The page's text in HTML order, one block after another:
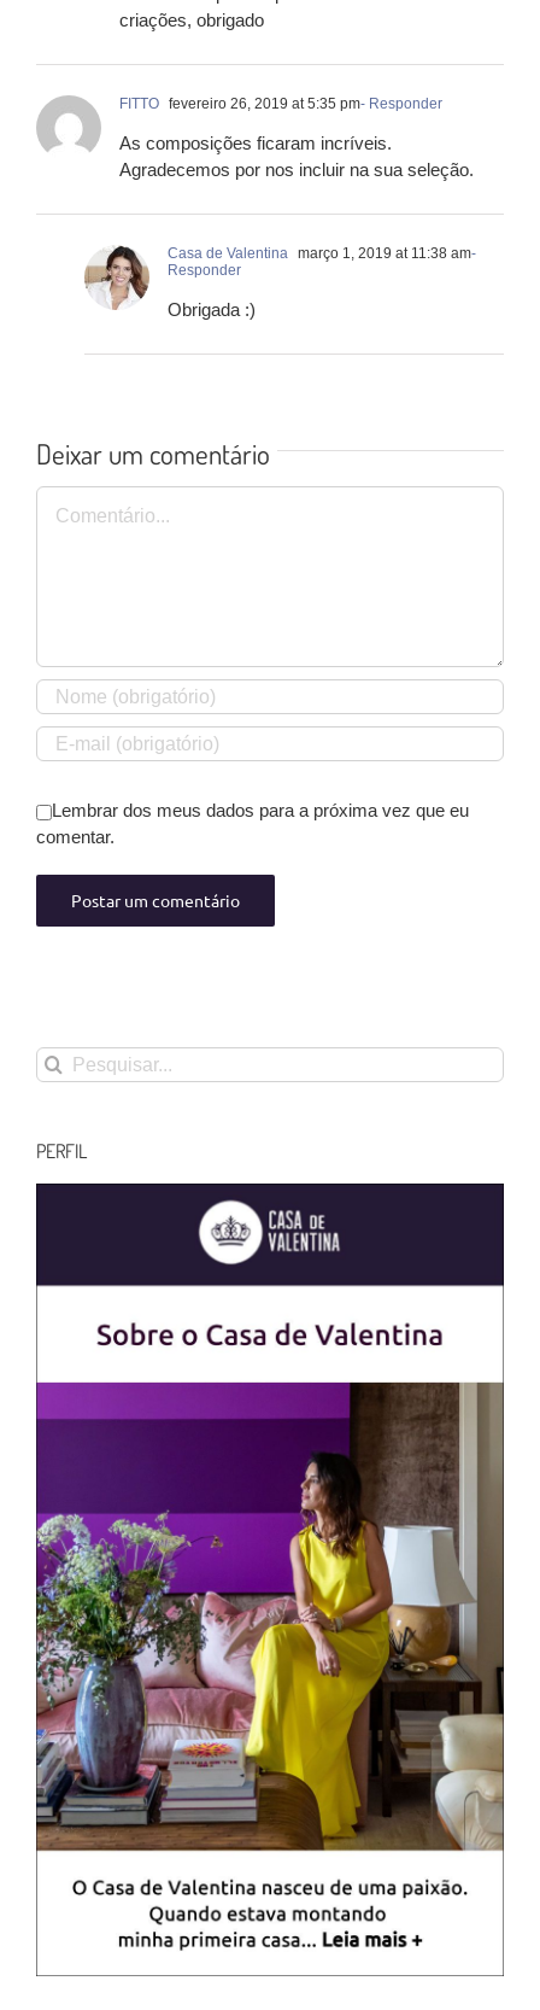
criações, obrigado
FITTO fevereiro 26, 2019 at 5:35 pm- Responder
As composições ficaram incríveis.
Agradecemos por nos incluir na sua seleção.
Casa de Valentina março 1, 2019 at 11:38 am-
Responder
Obrigada :)
Deixar um comentário
Comentário
Lembrar dos meus dados para a próxima vez que eu
comentar.
Buscar
resultados
PERFIL